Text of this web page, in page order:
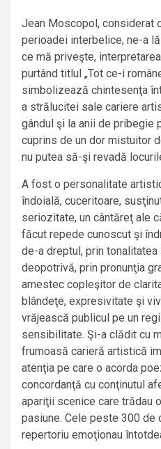
Jean Moscopol, considerat
perioadei interbelice, ne-a
ce mă priveşte,
purtând titlul „Tot ce-i
simbolizează chintesenţa
a strălucitei sale cariere
gândul şi la anii de pribegie
cuprins de un dor mistuitor
nu putea să-şi revadă
A fost o personalitate
îndoială, cuceritoare,
seriozitate, un cântăreţ ale
făcut repede cunoscut şi
de-a dreptul, prin
deopotrivă, prin pronunţia
amestec copleşitor de
blândeţe, expresivitate şi
vrăjească publicul pe un
sensibilitate. Şi-a clădit cu
frumoasă carieră artistică
atenţia pe care o acorda
concordanţă cu conţinutul
apariţii scenice care trădau
pasiune. Cele peste 300 de
repertoriu emoţionau